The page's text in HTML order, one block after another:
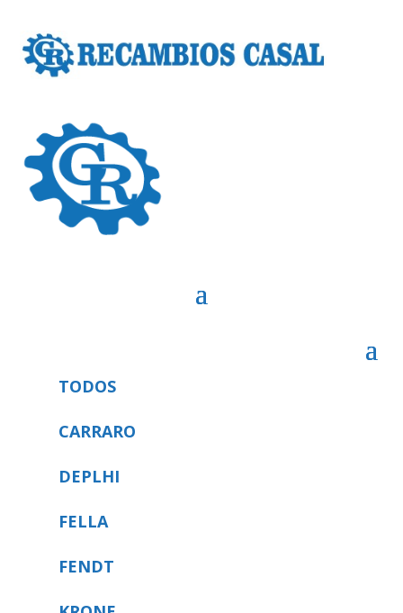
TODOS
CARRARO
DEPLHI
FELLA
FENDT